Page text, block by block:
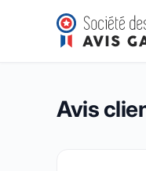
Ski Republic
Note globale :
9,6/10
Avis